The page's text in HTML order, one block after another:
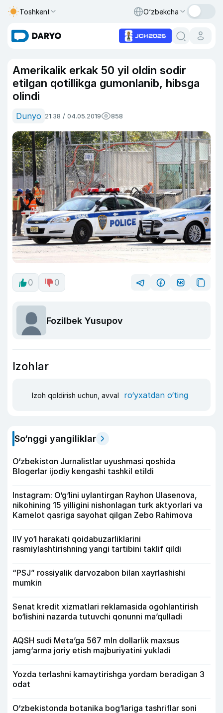
Toshkent O‘zbekcha
Amerikalik erkak 50 yil oldin sodir
etilgan qotillikga gumonlanib, hibsga
olindi
Dunyo 21:38 / 04.05.2019 858
0 0
Fozilbek Yusupov
Izohlar
Izoh qoldirish uchun, avval ro‘yxatdan o‘ting
So‘nggi yangiliklar
O‘zbekiston Jurnalistlar uyushmasi qoshida
Blogerlar ijodiy kengashi tashkil etildi
Instagram: O‘g‘lini uylantirgan Rayhon Ulasenova,
nikohining 15 yilligini nishonlagan turk aktyorlari va
Kamelot qasriga sayohat qilgan Zebo Rahimova
IIV yo‘l harakati qoidabuzarliklarini
rasmiylashtirishning yangi tartibini taklif qildi
“PSJ” rossiyalik darvozabon bilan xayrlashishi
mumkin
Senat kredit xizmatlari reklamasida ogohlantirish
bo‘lishini nazarda tutuvchi qonunni ma’qulladi
AQSH sudi Meta’ga 567 mln dollarlik maxsus
jamg‘arma joriy etish majburiyatini yukladi
Yozda terlashni kamaytirishga yordam beradigan 3
odat
O‘zbekistonda botanika bog‘lariga tashriflar soni